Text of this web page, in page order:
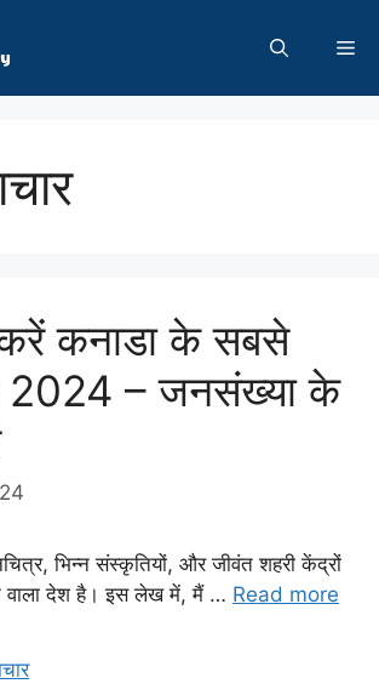
कनाडा के सबसे
2024 – जनसंख्या के
भिन्न संस्कृतियों, और जीवंत शहरी केंद्रों
वाला देश है। इस लेख में, मैं … Read more